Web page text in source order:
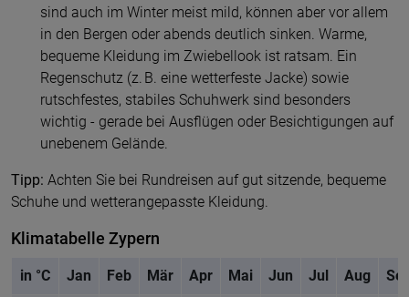
sind auch im Winter meist mild, können aber vor allem
in den Bergen oder abends deutlich sinken. Warme,
bequeme Kleidung im Zwiebellook ist ratsam. Ein
Regenschutz (z. B. eine wetterfeste Jacke) sowie
rutschfestes, stabiles Schuhwerk sind besonders
wichtig - gerade bei Ausflügen oder Besichtigungen auf
unebenem Gelände.
Tipp: Achten Sie bei Rundreisen auf gut sitzende, bequeme
Schuhe und wetterangepasste Kleidung.
Klimatabelle Zypern
in °C Jan Feb Mär Apr Mai Jun Jul Aug